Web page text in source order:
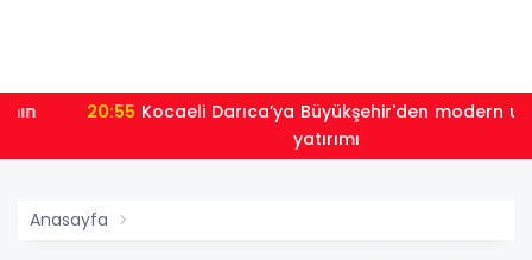
20:55
yatırımı
Anasayfa